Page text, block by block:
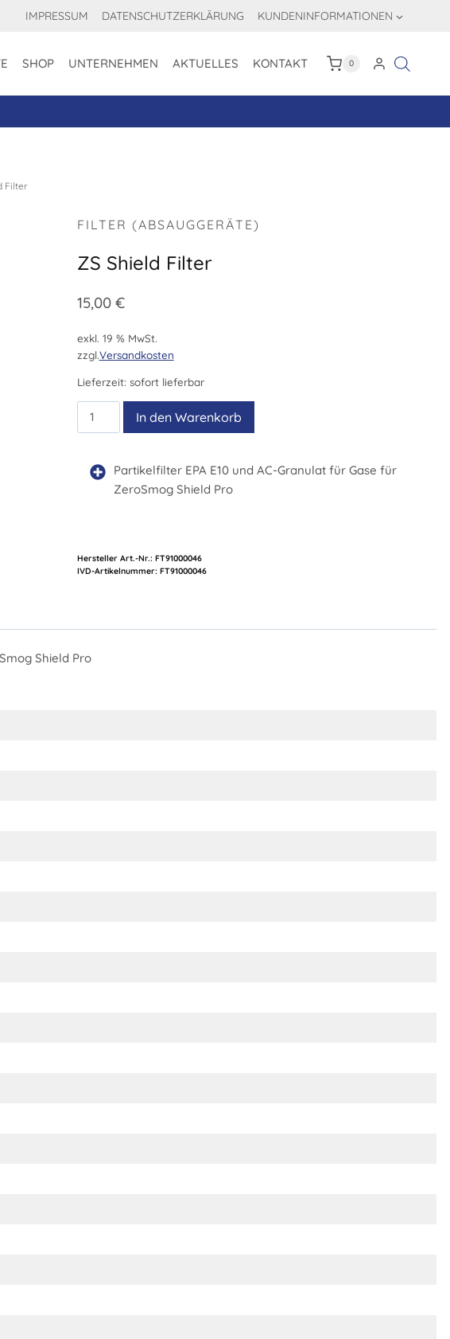
IMPRESSUM DATENSCHUTZERKLÄRUNG KUNDENINFORMATIONEN
SHOP UNTERNEHMEN AKTUELLES KONTAKT 0
Filter
FILTER (ABSAUGGERÄTE)
ZS Shield Filter
15,00 €
exkl. 19 % MwSt.
zzgl.Versandkosten
Lieferzeit: sofort lieferbar
Shield
Menge
In den Warenkorb
Partikelfilter EPA E10 und AC-Granulat für Gase für
ZeroSmog Shield Pro
Hersteller Art.-Nr.: FT91000046
Artikelnummer: FT91000046
Shield Pro